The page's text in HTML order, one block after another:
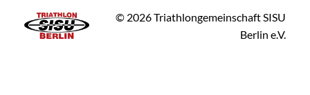
© 2026 Triathlongemeinschaft SISU
Berlin e.V.